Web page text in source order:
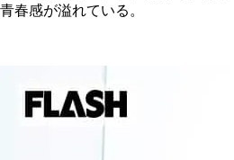
青春感が溢れている。